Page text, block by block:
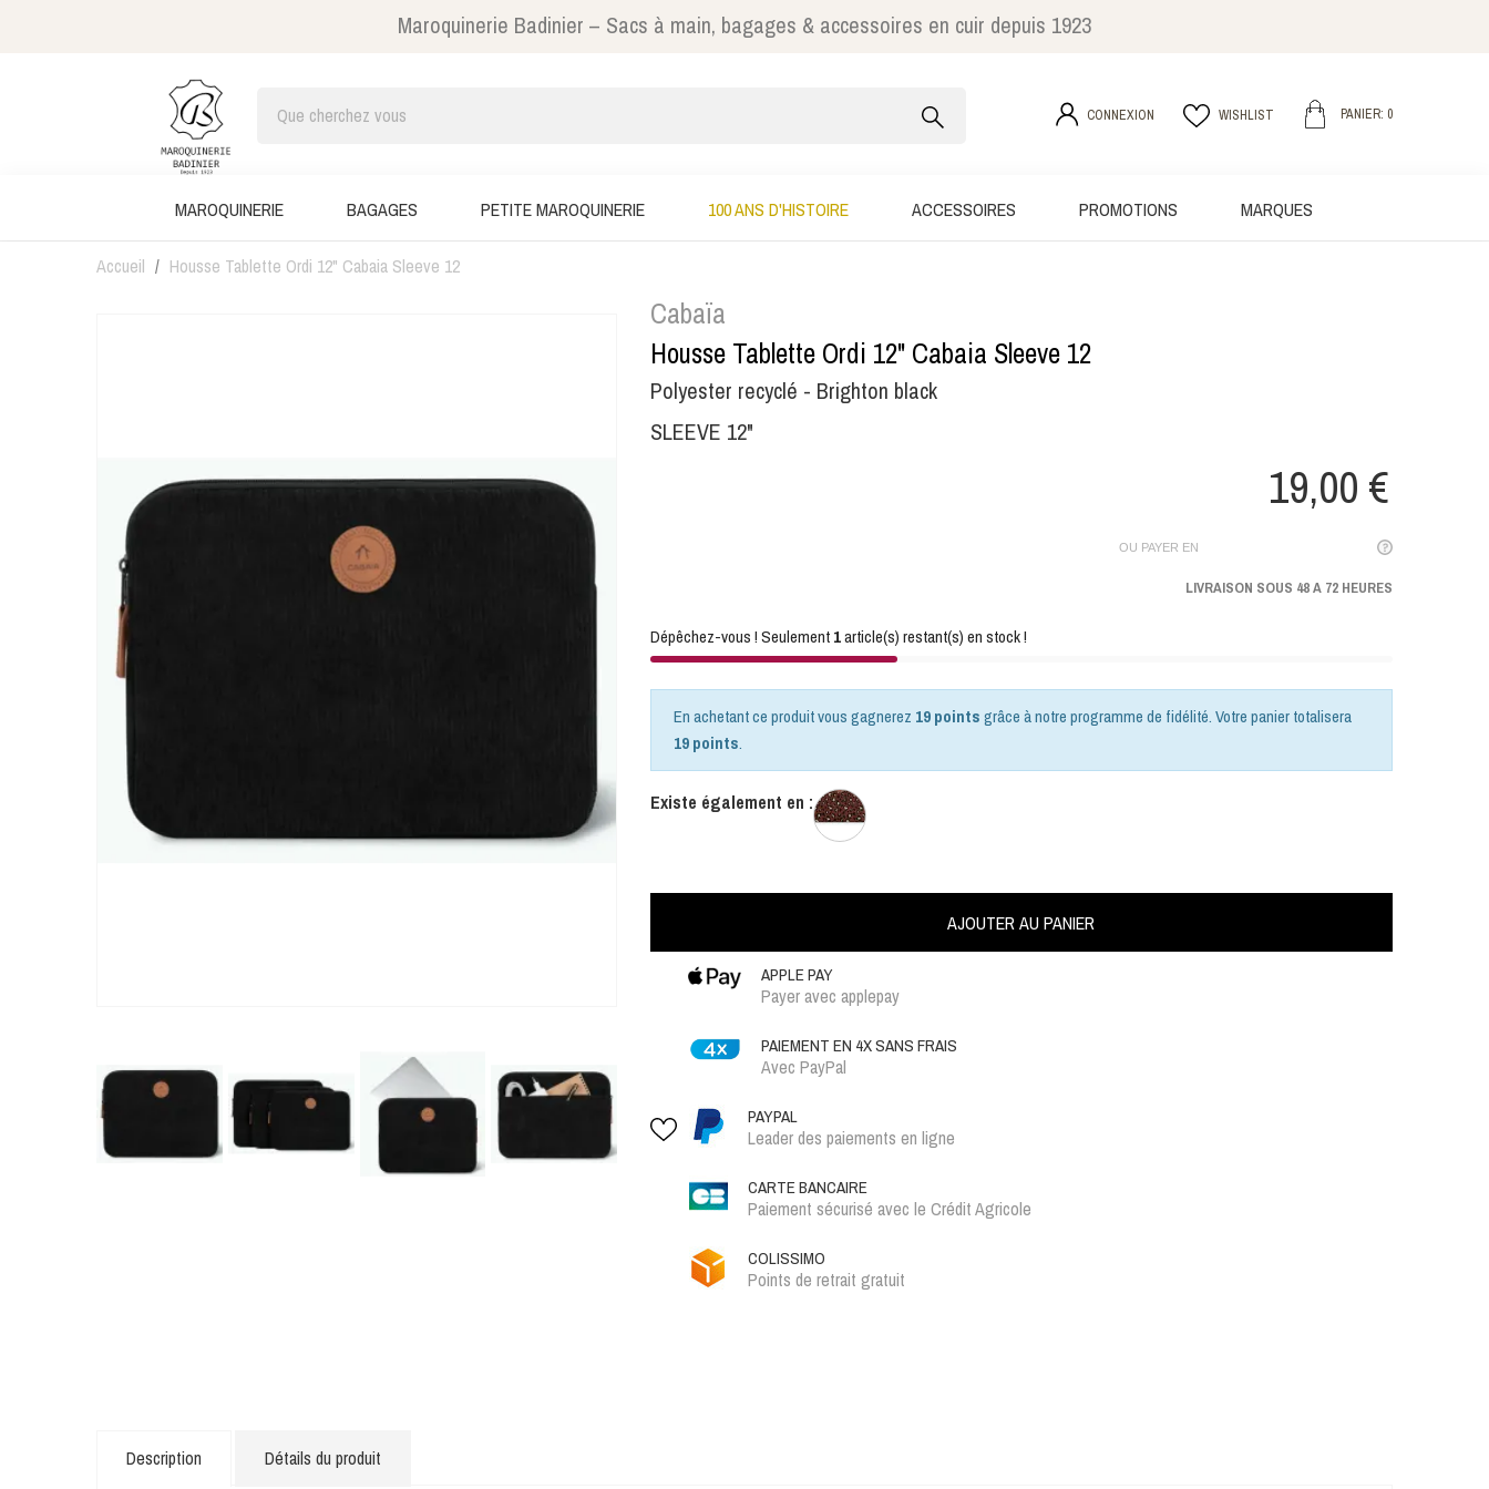
Maroquinerie Badinier – Sacs à main, bagages & accessoires en cuir depuis 1923
CONNEXION WISHLIST PANIER: 0
MAROQUINERIE BAGAGES PETITE MAROQUINERIE 100 ANS D'HISTOIRE ACCESSOIRES PROMOTIONS MARQUES
Accueil Housse Tablette Ordi 12" Cabaia Sleeve 12
Cabaïa
Housse Tablette Ordi 12" Cabaia Sleeve 12
Polyester recyclé - Brighton black
SLEEVE 12"
19,00 €
OU PAYER EN
LIVRAISON SOUS 48 A 72 HEURES
Dépêchez-vous ! Seulement1article(s) restant(s) en stock !
En achetant ce produit vous gagnerez 19 pointsgrâce à notre programme de fidélité. Votre panier totalisera
19 points.
Existe également en :
AJOUTER AU PANIER
APPLE PAY
Payer avec applepay
PAIEMENT EN 4X SANS FRAIS
Avec PayPal
PAYPAL
Leader des paiements en ligne
CARTE BANCAIRE
Paiement sécurisé avec le Crédit Agricole
COLISSIMO
Points de retrait gratuit
Description Détails du produit